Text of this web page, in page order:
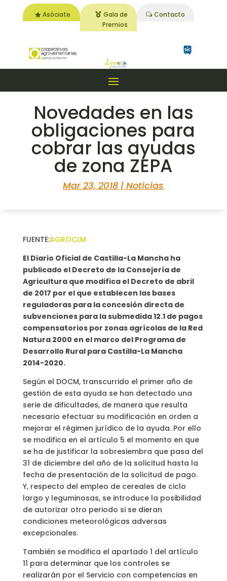
Asóciate
Gala de
Premios
Contacto
Novedades en las
obligaciones para
cobrar las ayudas
de zona ZEPA
Mar 23, 2018 |Noticias
FUENTE:AGROCLM
El Diario Oficial de Castilla-La Mancha ha
publicado el Decreto de la Consejería de
Agricultura que modifica el Decreto de abril
de 2017 por el que establecen las bases
reguladoras para la concesión directa de
subvenciones para la submedida 12.1 de pagos
compensatorios por zonas agrícolas de la Red
Natura 2000 en el marco del Programa de
Desarrollo Rural para Castilla-La Mancha
2014-2020.
Según el DOCM, transcurrido el primer año de
gestión de esta ayuda se han detectado una
serie de dificultades, de manera que resulta
necesario efectuar su modificación en orden a
mejorar el régimen jurídico de la ayuda. Por ello
se modifica en el artículo 5 el momento en que
se ha de justificar la sobresiembra que pasa del
31 de diciembre del año de la solicitud hasta la
fecha de presentación de la solicitud de pago.
Y, respecto del empleo de cereales de ciclo
largo y leguminosas, se introduce la posibilidad
de autorizar otro periodo si se dieran
condiciones meteorológicas adversas
excepcionales.
También se modifica el apartado 1 del artículo
11 para determinar que los controles se
realizarán por el Servicio con competencias en